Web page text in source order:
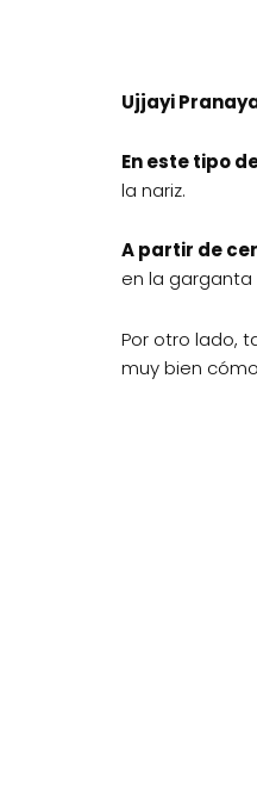
Ujjayi
En este tipo
la nariz.
A partir de
en la garganta
Por otro lado,
muy bien